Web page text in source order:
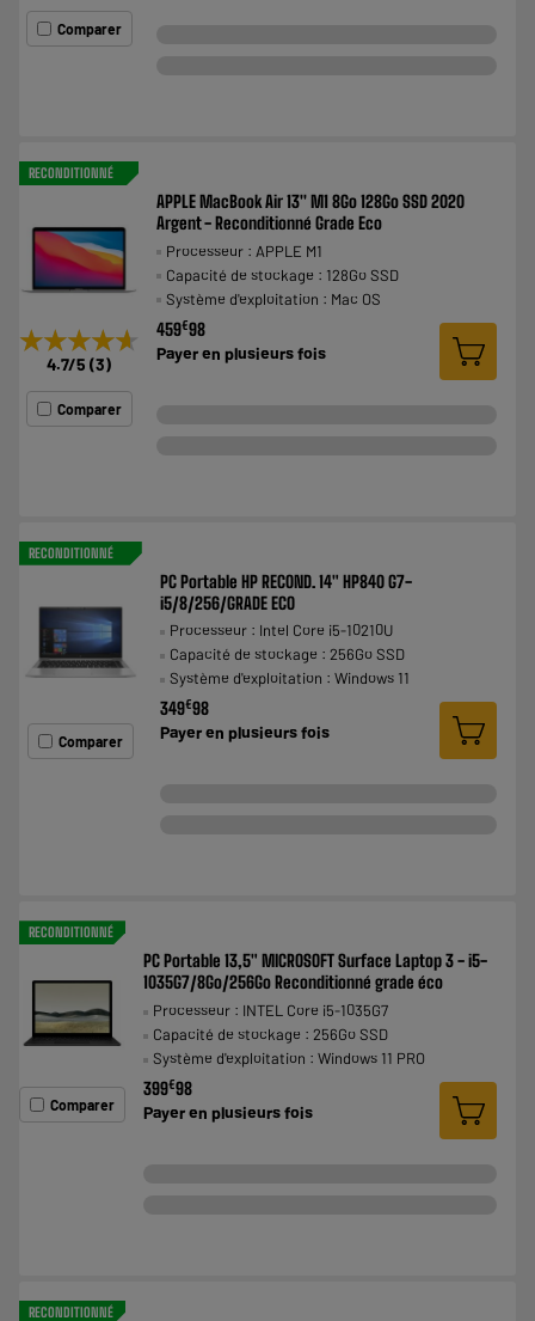
Comparer
RECONDITIONNÉ
★★★★★
★★★★★
4.7/5 (3)
Comparer
APPLE MacBook Air 13'' M1 8Go 128Go SSD 2020
Argent - Reconditionné Grade Eco
Processeur : APPLE M1
Capacité de stockage : 128Go SSD
Système d'exploitation : Mac OS
459€98
Payer en plusieurs fois
RECONDITIONNÉ
Comparer
PC Portable HP RECOND. 14" HP840 G7-
i5/8/256/GRADE ECO
Processeur : Intel Core i5-10210U
Capacité de stockage : 256Go SSD
Système d'exploitation : Windows 11
349€98
Payer en plusieurs fois
RECONDITIONNÉ
Comparer
PC Portable 13,5" MICROSOFT Surface Laptop 3 - i5-
1035G7/8Go/256Go Reconditionné grade éco
Processeur : INTEL Core i5-1035G7
Capacité de stockage : 256Go SSD
Système d'exploitation : Windows 11 PRO
399€98
Payer en plusieurs fois
RECONDITIONNÉ